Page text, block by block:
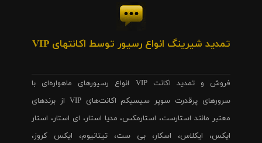
تمدید شیرینگ انواع رسیور توسط اکانتهای VIP
فروش و تمدید اکانت VIP انواع رسیورهای ماهواره‌ای با
سرورهای پرقدرت سوپر سیسیکم اکانت‌های VIP از برندهای
معتبر مانند استارست، استارمکس، مدیا استار، ای استار، استار
ایکس، ایکلاس، اسکار، بی ست، تیتانیوم، ایکس کروز،